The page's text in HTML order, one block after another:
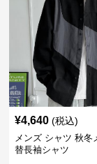
¥4,640 (税込)
メンズ シャツ 秋冬
替長袖シャツ